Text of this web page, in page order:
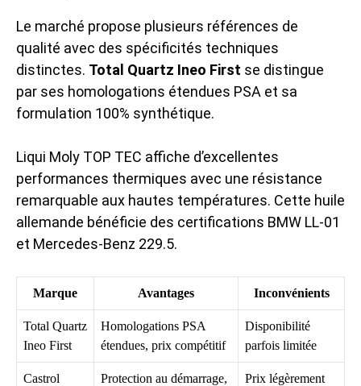
Le marché propose plusieurs références de
qualité avec des spécificités techniques
distinctes. Total Quartz Ineo First se distingue
par ses homologations étendues PSA et sa
formulation 100% synthétique.
Liqui Moly TOP TEC affiche d’excellentes
performances thermiques avec une résistance
remarquable aux hautes températures. Cette huile
allemande bénéficie des certifications BMW LL-01
et Mercedes-Benz 229.5.
Marque Avantages Inconvénients
Total Quartz
Ineo First
Homologations PSA
étendues, prix compétitif
Disponibilité
parfois limitée
Castrol
Protection au démarrage,
Prix légèrement